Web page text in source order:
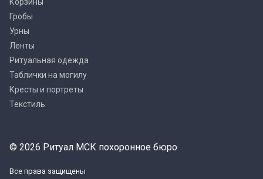
Гробы
Урны
Ленты
Ритуальная одежда
Таблички на могилу
Кресты и портреты
Текстиль
© 2026 Ритуал МСК похоронное бюро
Все права защищены